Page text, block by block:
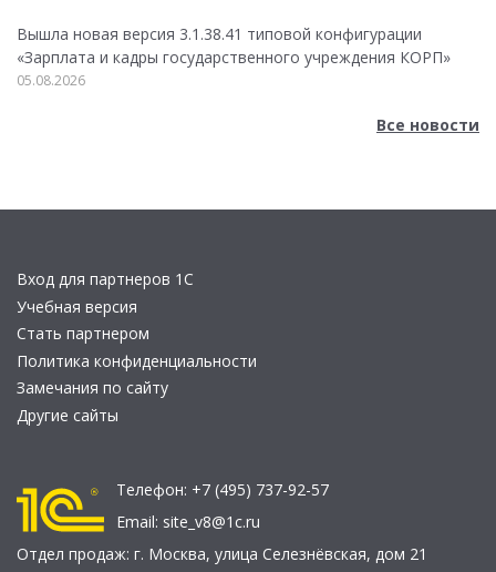
Вышла новая версия 3.1.38.41 типовой конфигурации
«Зарплата и кадры государственного учреждения КОРП»
05.08.2026
Все новости
Вход для партнеров 1С
Учебная версия
Стать партнером
Политика конфиденциальности
Замечания по сайту
Другие сайты
Телефон: +7 (495) 737-92-57
Email: site_v8@1c.ru
Отдел продаж: г. Москва, улица Селезнёвская, дом 21